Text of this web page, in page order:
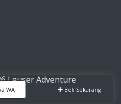
WA Beli Sekarang
Leuser Adventure